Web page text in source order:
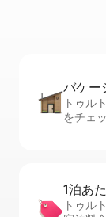
バケー
トゥル
をチェ
1泊あ
トゥル